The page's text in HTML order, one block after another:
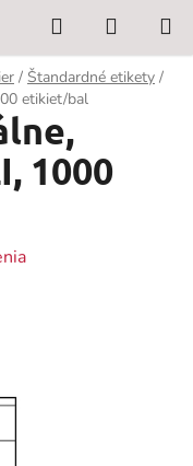
Hľadať
KOŠÍK
/ Štandardné etikety /
etikiet/bal
1000